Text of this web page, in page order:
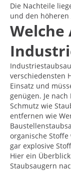
Die Nachteile
und den höheren
Welche
verschiedensten
Einsatz und
genügen. Je
Schmutz wie
entfernen wie
organische
gar explosive
Hier ein
Staubsaugern